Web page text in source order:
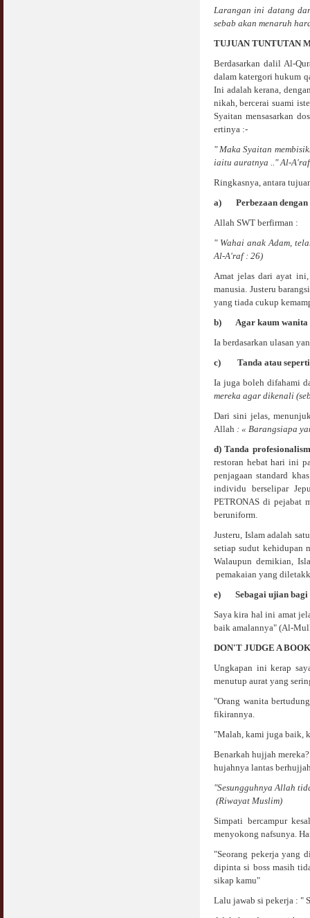
Larangan ini datang
sebab akan menaruh
TUJUAN TUNTUTAN
Berdasarkan dalil Al-
dalam katergori hukum
Ini adalah kerana,
nikah, bercerai suami
Syaitan mensasarkan
ertinya :-
" Maka Syaitan
iaitu auratnya .." Al-
Ringkasnya, antara
a) Perbezaan
Allah SWT berfirman :
" Wahai anak Adam,
Al-A'raf : 26)
Amat jelas dari ayat ini,
manusia. Justeru
yang tiada cukup
b) Agar kaum
Ia berdasarkan ulasan
c) Tanda atau
Ia juga boleh difahami
mereka agar dikenali
Dari sini jelas,
Allah : « Barangsiapa
d) Tanda
restoran hebat hari ini
penjagaan standard
individu berselipar
PETRONAS di pejabat
beruniform.
Justeru, Islam adalah
setiap sudut kehidupan
Walaupun demikian,
pemakaian yang
e) Sebagai ujian
Saya kira hal ini amat
baik amalannya" (Al-
DON'T JUDGE A
Ungkapan ini kerap
menutup aurat yang
"Orang wanita
fikirannya.
"Malah, kami juga baik,
Benarkah hujjah
hujahnya lantas
"Sesungguhnya Allah
(Riwayat Muslim)
Simpati bercampur
menyokong nafsunya.
"Seorang pekerja yang
dipinta si boss masih
sikap kamu"
Lalu jawab si pekerja : "